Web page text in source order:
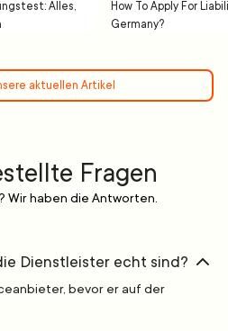
Alles,
How To Apply For
Germany?
aktuellen Artikel
Fragen
Wir haben die Antworten.
Dienstleister echt sind?
bevor er auf der